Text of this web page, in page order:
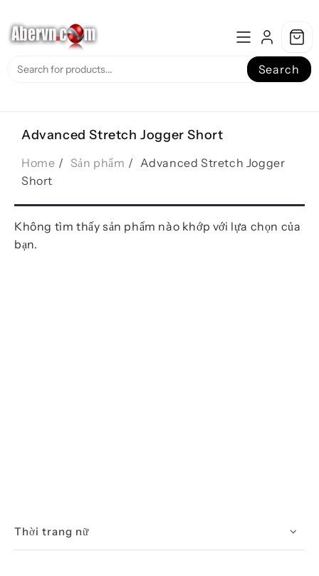
to
content
Search
Thời trang nữ
Advanced Stretch Jogger Short
Home Sản phẩm
Advanced Stretch Jogger
Short
Không tìm thấy sản phẩm nào khớp với lựa chọn của
bạn.